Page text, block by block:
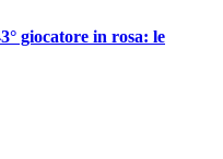
giocatore in rosa: le